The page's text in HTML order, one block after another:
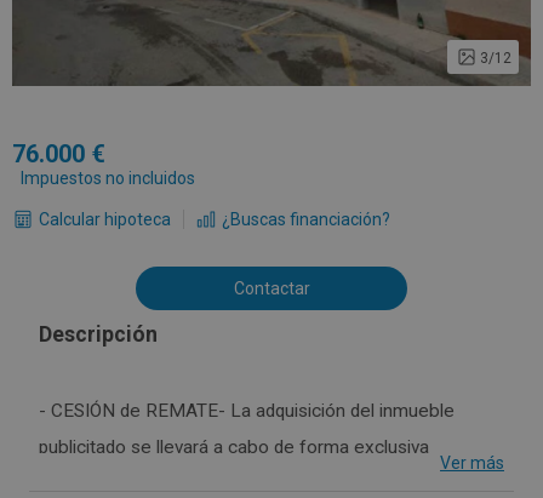
3/12
76.000
Impuestos no incluidos
Calcular hipoteca ¿Buscas financiación?
Contactar
Descripción
- CESIÓN de REMATE- La adquisición del inmueble
publicitado se llevará a cabo de forma exclusiva
Ver más